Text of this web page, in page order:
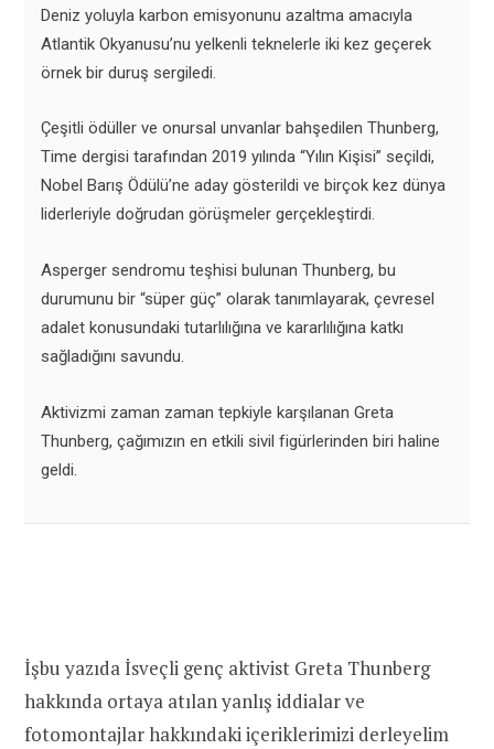
Deniz yoluyla karbon emisyonunu azaltma amacıyla
Atlantik Okyanusu’nu yelkenli teknelerle iki kez geçerek
örnek bir duruş sergiledi.
Çeşitli ödüller ve onursal unvanlar bahşedilen Thunberg,
Time dergisi tarafından 2019 yılında “Yılın Kişisi” seçildi,
Nobel Barış Ödülü’ne aday gösterildi ve birçok kez dünya
liderleriyle doğrudan görüşmeler gerçekleştirdi.
Asperger sendromu teşhisi bulunan Thunberg, bu
durumunu bir “süper güç” olarak tanımlayarak, çevresel
adalet konusundaki tutarlılığına ve kararlılığına katkı
sağladığını savundu.
Aktivizmi zaman zaman tepkiyle karşılanan Greta
Thunberg, çağımızın en etkili sivil figürlerinden biri haline
geldi.
İşbu yazıda İsveçli genç aktivist Greta Thunberg
hakkında ortaya atılan yanlış iddialar ve
fotomontajlar hakkındaki içeriklerimizi derleyelim